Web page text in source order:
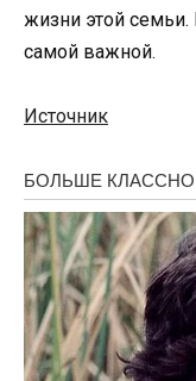
жизни этой
самой важной.
Источник